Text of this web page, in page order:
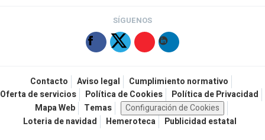
SÍGUENOS
Contacto Aviso legal
Cumplimiento normativo
Oferta de servicios
Política de Cookies
Política de Privacidad
Mapa Web
Temas
Configuración de Cookies
Loteria de navidad
Hemeroteca Publicidad estatal